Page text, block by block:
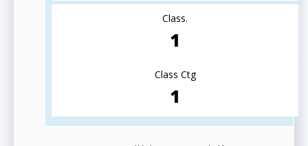
Class.
1
Class Ctg
1